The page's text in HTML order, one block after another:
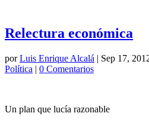
Relectura económica
porLuis Enrique Alcalá | Sep 17,
Política | 0 Comentarios
Un plan que lucía razonable